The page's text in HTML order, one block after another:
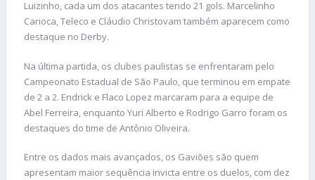
Luizinho, cada um dos atacantes tendo 21 gols. Marcelinho
Carioca, Teleco e Cláudio Christovam também aparecem como
destaque no Derby.
Na última partida, os clubes paulistas se enfrentaram pelo
Campeonato Estadual de São Paulo, que terminou em empate
de 2 a 2. Endrick e Flaco Lopez marcaram para a equipe de
Abel Ferreira, enquanto Yuri Alberto e Rodrigo Garro foram os
destaques do time de Antônio Oliveira.
Entre os dados mais avançados, os Gaviões são quem
apresentam maior sequência invicta entre os duelos, com dez